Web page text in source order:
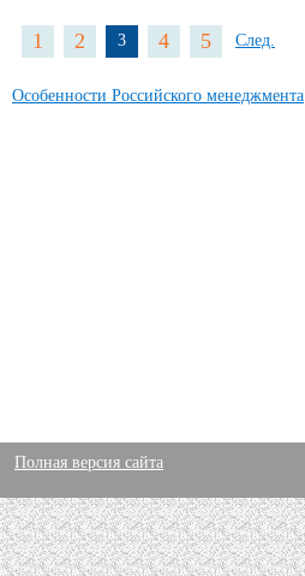
1 2 3 4 5 След.
Особенности Российского менеджмента
Полная версия сайта